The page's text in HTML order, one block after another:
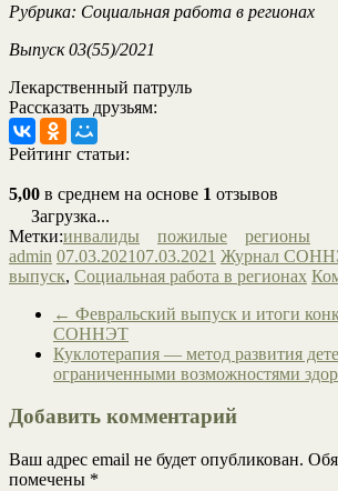
Рубрика: Социальная работа в регионах
Выпуск 03(55)/2021
Лекарственный патруль
Рассказать друзьям:
Рейтинг статьи:
5,00 в среднем на основе 1 отзывов
Загрузка...
Метки:инвалиды пожилые
регионы
admin 07.03.202107.03.2021 Журнал
выпуск, Социальная работа в регионах
← Февральский выпуск и итоги
СОННЭТ
Куклотерапия — метод развития
ограниченными возможностями
Добавить комментарий
Ваш адрес email не будет опубликован.
помечены *